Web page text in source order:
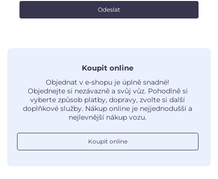
Odeslat
Koupit online
Objednat v e-shopu je úplně snadné!
Objednejte si nezávazně a svůj vůz. Pohodlně si
vyberte způsob platby, dopravy, zvolte si další
doplňkové služby. Nákup online je nejjednodušší a
nejlevnější nákup vozu.
Koupit online